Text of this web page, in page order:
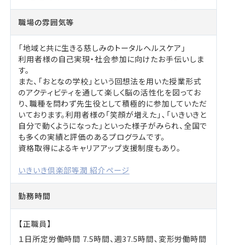
職場の雰囲気等
「地域と共に生きる慈しみのトータルヘルスケア」
利用者様の自己実現・社会参加に向けたお手伝いしま
す。
また、「おとなの学校」という回想法を用いた授業形式
のアクティビティを通して楽しく脳の活性化を図ってお
り、職種を問わず先生役として積極的に参加していただ
いております。利用者様の「笑顔が増えた」、「いきいきと
自分で動くようになった」といった様子がみられ、全国で
も多くの実績と評価のあるプログラムです。
資格取得によるキャリアアップ支援制度もあり。
いきいき倶楽部等潤 紹介ページ
勤務時間
【正職員】
１日所定労働時間 7.5時間、週37.5時間、変形労働時間